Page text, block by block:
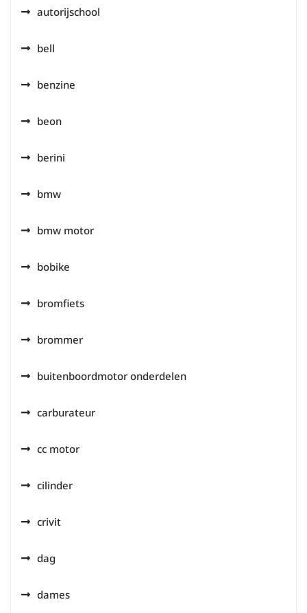
autorijschool
bell
benzine
beon
berini
bmw
bmw motor
bobike
bromfiets
brommer
buitenboordmotor onderdelen
carburateur
cc motor
cilinder
crivit
dag
dames